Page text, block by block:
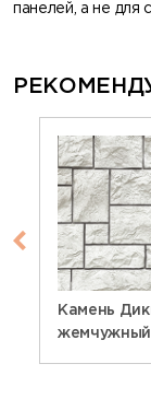
панелей, а не для
Камень
жемчужный